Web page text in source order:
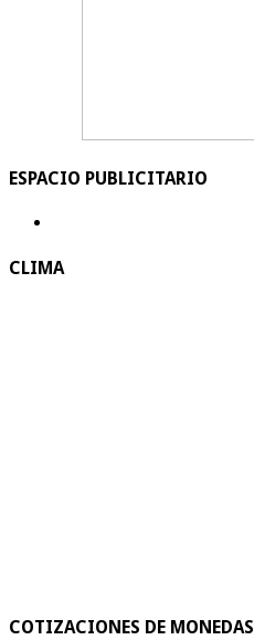
ESPACIO PUBLICITARIO
CLIMA
COTIZACIONES DE MONEDAS